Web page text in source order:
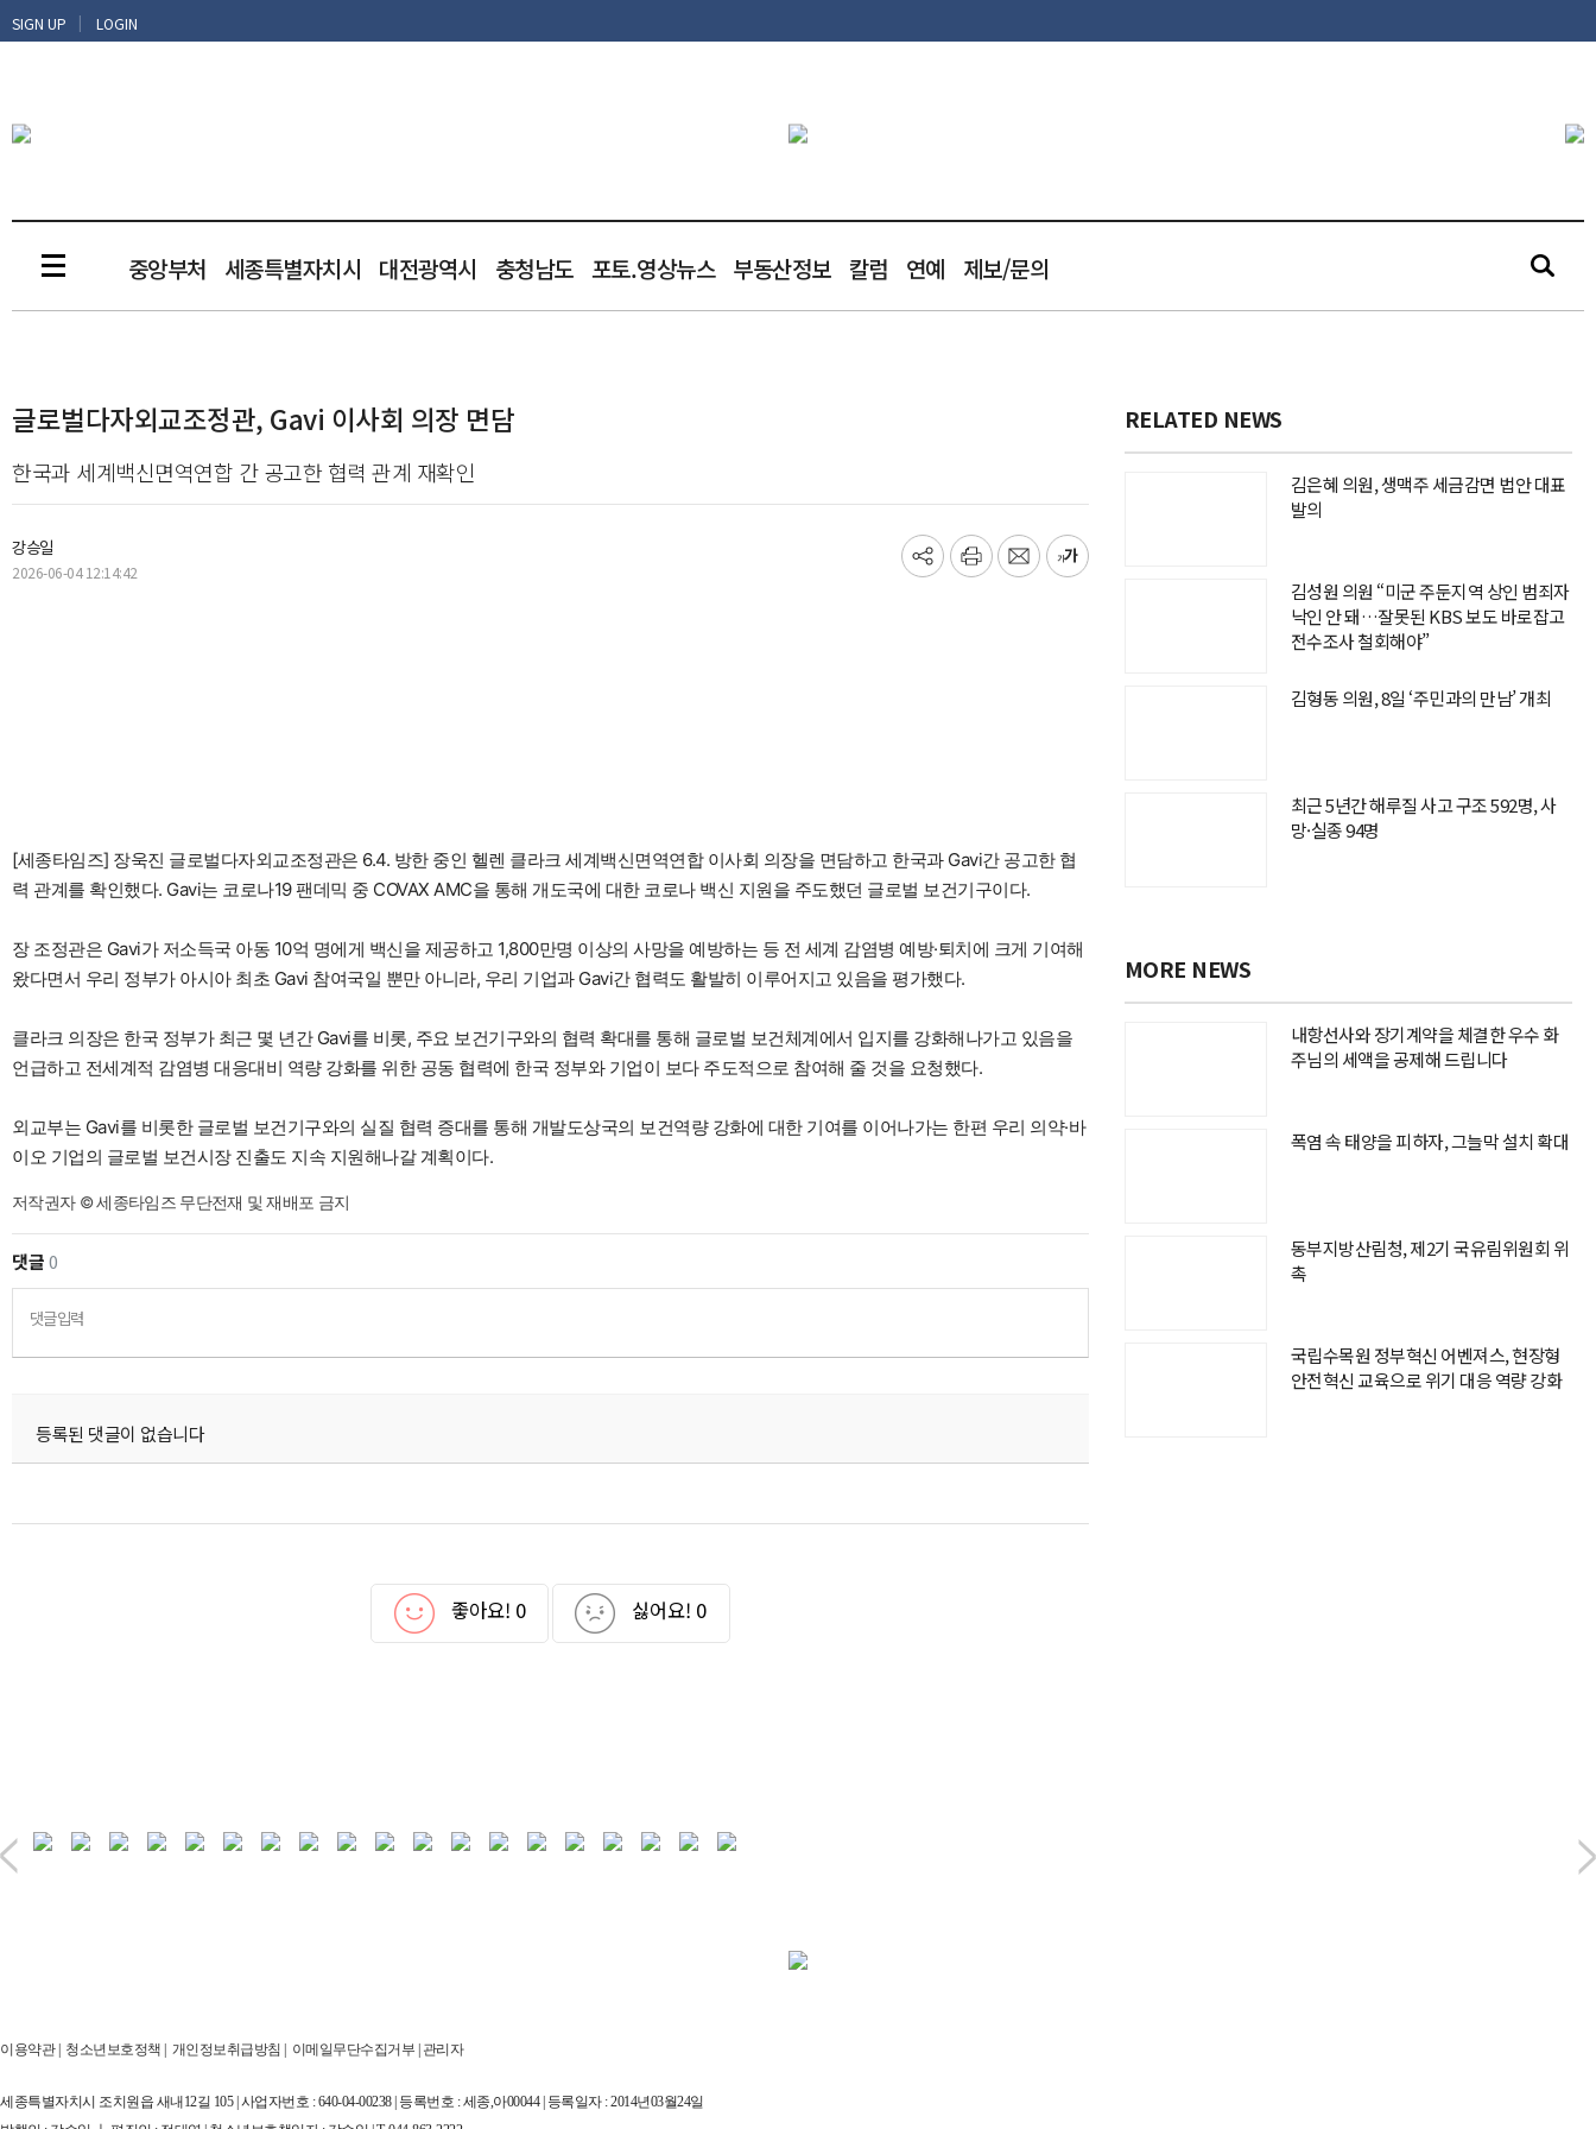
SIGN UP | LOGIN
중앙부처 세종특별자치시 대전광역시 충청남도 포토.영상뉴스 부동산정보 칼럼 연예 제보/문의
글로벌다자외교조정관, Gavi 이사회 의장 면담
한국과 세계백신면역연합 간 공고한 협력 관계 재확인
강승일
2026-06-04 12:14:42
기
프
메
글
[세종타임즈] 장욱진 글로벌다자외교조정관은 6.4. 방한 중인 헬렌 클라크 세계백신면역연합 이사회 의장을 면담하고 한국과 Gavi간 공고한 협
력 관계를 확인했다. Gavi는 코로나19 팬데믹 중 COVAX AMC을 통해 개도국에 대한 코로나 백신 지원을 주도했던 글로벌 보건기구이다.
장 조정관은 Gavi가 저소득국 아동 10억 명에게 백신을 제공하고 1,800만명 이상의 사망을 예방하는 등 전 세계 감염병 예방·퇴치에 크게 기여해
왔다면서 우리 정부가 아시아 최초 Gavi 참여국일 뿐만 아니라, 우리 기업과 Gavi간 협력도 활발히 이루어지고 있음을 평가했다.
클라크 의장은 한국 정부가 최근 몇 년간 Gavi를 비롯, 주요 보건기구와의 협력 확대를 통해 글로벌 보건체계에서 입지를 강화해나가고 있음을
언급하고 전세계적 감염병 대응대비 역량 강화를 위한 공동 협력에 한국 정부와 기업이 보다 주도적으로 참여해 줄 것을 요청했다.
외교부는 Gavi를 비롯한 글로벌 보건기구와의 실질 협력 증대를 통해 개발도상국의 보건역량 강화에 대한 기여를 이어나가는 한편 우리 의약·바
이오 기업의 글로벌 보건시장 진출도 지속 지원해나갈 계획이다.
저작권자 © 세종타임즈 무단전재 및 재배포 금지
댓글0
댓글입력
등록된 댓글이 없습니다
좋아요! 0 싫어요! 0
RELATED NEWS
김은혜 의원, 생맥주 세금감면 법안 대표
발의
김성원 의원 “미군 주둔지역 상인 범죄자
낙인 안 돼…잘못된 KBS 보도 바로잡고
전수조사 철회해야”
김형동 의원, 8일 ‘주민과의 만남’ 개최
최근 5년간 해루질 사고 구조 592명, 사
망·실종 94명
MORE NEWS
내항선사와 장기계약을 체결한 우수 화
주님의 세액을 공제해 드립니다
폭염 속 태양을 피하자, 그늘막 설치 확대
동부지방산림청, 제2기 국유림위원회 위
촉
국립수목원 정부혁신 어벤져스, 현장형
안전혁신 교육으로 위기 대응 역량 강화
이용약관| 청소년보호정책 | 개인정보취급방침 | 이메일무단수집거부 | 관리자
세종특별자치시 조치원읍 새내12길 105 | 사업자번호 : 640-04-00238 | 등록번호 : 세종,아00044 | 등록일자 : 2014년03월24일